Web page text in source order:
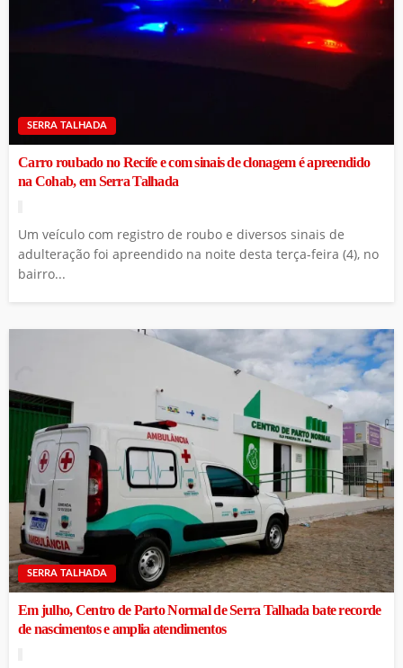
SERRA TALHADA
Carro roubado no Recife e com sinais de clonagem é apreendido
na Cohab, em Serra Talhada
Um veículo com registro de roubo e diversos sinais de
adulteração foi apreendido na noite desta terça-feira (4), no
bairro...
SERRA TALHADA
Em julho, Centro de Parto Normal de Serra Talhada bate recorde
de nascimentos e amplia atendimentos